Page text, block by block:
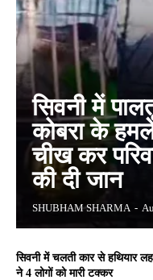
सिवनी में
कोबरा के
चीख कर
की दी जान
SHUBHAM SHARMA -
सिवनी में चलती कार से हथियार
ने 4 लोगों को मारी टक्कर